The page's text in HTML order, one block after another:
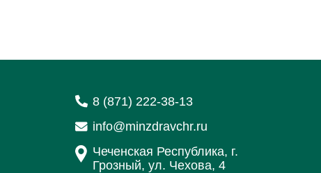
8 (871) 222-38-13
info@minzdravchr.ru
Чеченская Республика, г.
Грозный, ул. Чехова, 4